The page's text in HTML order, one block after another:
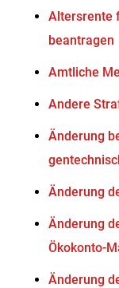
Altersrente
beantragen
Amtliche
Andere
Änderung
Änderung
Änderung
Ökokonto-
Änderung